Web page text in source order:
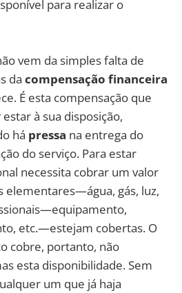
para realizar o
vem da simples falta de
da compensação financeira
É esta compensação que
estar à sua disposição,
há pressa na entrega do
do serviço. Para estar
necessita cobrar um valor
elementares—água, gás, luz,
etc.—estejam cobertas. O
cobre, portanto, não
esta disponibilidade. Sem
um que já haja